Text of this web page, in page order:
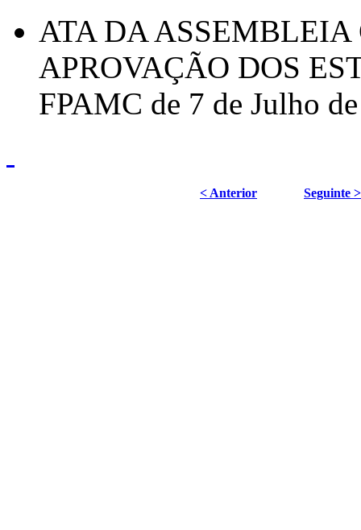
ATA DA ASSEMBLEIA
APROVAÇÃO DOS
FPAMC de 7 de Julho
< Anterior Seguinte >